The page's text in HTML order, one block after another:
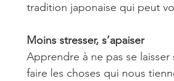
tradition japonaise qui peut
Moins stresser, s’apaiser
Apprendre à ne pas se
faire les choses qui nous